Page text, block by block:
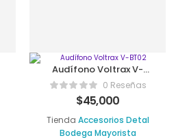
Audífono Voltrax V-
BT020 Reseñas
$45,000
Tienda Accesorios Detal
Bodega Mayorista